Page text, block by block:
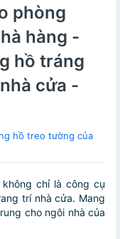
phòng
hàng -
hồ tráng
cửa -
hồ treo tường của
chỉ là công cụ
trí nhà cửa. Mang
cho ngôi nhà của